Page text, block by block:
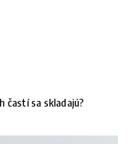
častí sa skladajú?